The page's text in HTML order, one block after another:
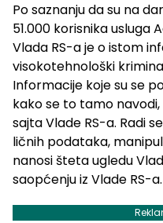
Po saznanju da su na
51.000 korisnika usluga
Vlada RS-a je o istom
visokotehnološki
Informacije koje su se
kako se to tamo
sajta Vlade RS-a. Radi
ličnih podataka,
nanosi šteta ugledu
saopćenju iz Vlade RS-a.